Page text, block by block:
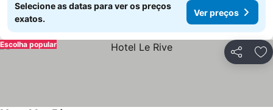
Selecione as datas para ver os preços
exatos.
Ver preços
Partilhar
Escolha popular